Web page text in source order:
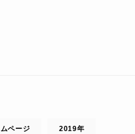
ページ 2019年